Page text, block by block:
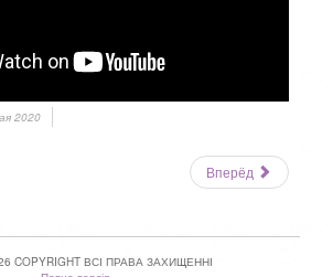
2020
Вперёд
COPYRIGHT ВСІ ПРАВА ЗАХИЩЕННІ